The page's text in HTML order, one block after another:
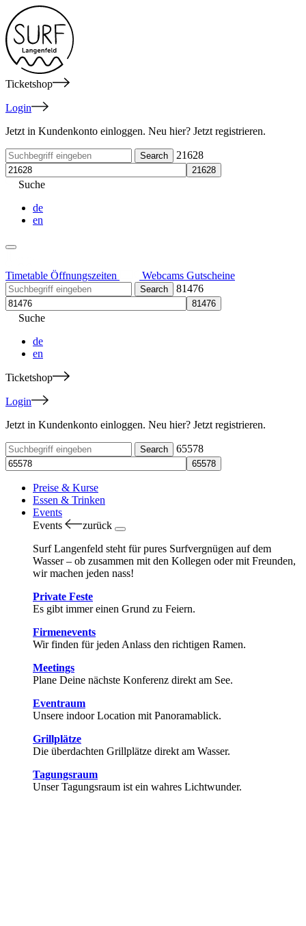
Ticketshop
Login
Jetzt in Kundenkonto einloggen. Neu hier? Jetzt registrieren.
21628
Suche
de
en
Timetable Öffnungszeiten Webcams Gutscheine
81476
Suche
de
en
Ticketshop
Login
Jetzt in Kundenkonto einloggen. Neu hier? Jetzt registrieren.
65578
Preise & Kurse
Essen & Trinken
Events
Events
zurück
Surf Langenfeld steht für pures Surfvergnügen auf dem
Wasser – ob zusammen mit den Kollegen oder mit Freunden,
wir machen jeden nass!
Private Feste
Es gibt immer einen Grund zu Feiern.
Firmenevents
Wir finden für jeden Anlass den richtigen Ramen.
Meetings
Plane Deine nächste Konferenz direkt am See.
Eventraum
Unsere indoor Location mit Panoramablick.
Grillplätze
Die überdachten Grillplätze direkt am Wasser.
Tagungsraum
Unser Tagungsraum ist ein wahres Lichtwunder.